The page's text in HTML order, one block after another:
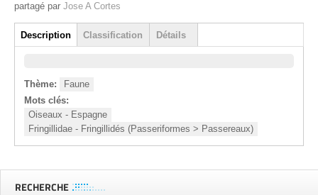
partagé par Jose A Cortes
Groupe
Description
(onglet actif)
Classification Détails
Thème:
Faune
Mots clés:
Oiseaux - Espagne
Fringillidae - Fringillidés (Passeriformes > Passereaux)
RECHERCHE